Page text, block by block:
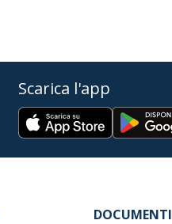
Scarica l'app
DOCUMENTI